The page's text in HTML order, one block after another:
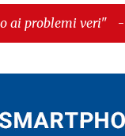
-"Cava de' Tirreni,